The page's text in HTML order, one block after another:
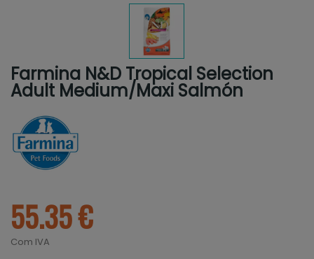
Farmina N&D Tropical Selection
Adult Medium/Maxi Salmón
55.35 €
Com IVA